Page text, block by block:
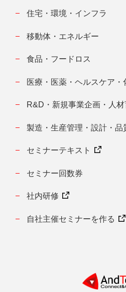
住宅・環境・インフラ
移動体・エネルギー
食品・フードロス
医療・医薬・ヘルスケア・
R&D・新規事業企画・人
製造・生産管理・設計・品
セミナーテキスト
セミナー回数券
社内研修
自社主催セミナーを作る